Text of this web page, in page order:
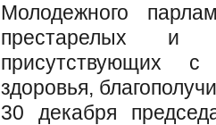
Молодежного
престарелых и
присутствующих с
здоровья,
30 декабря